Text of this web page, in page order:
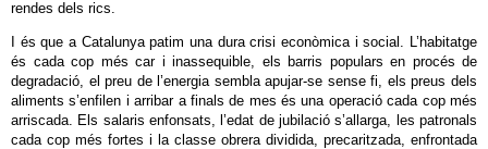
rendes dels rics.
I és que a Catalunya patim una dura crisi econòmica i social. L’habitatge
és cada cop més car i inassequible, els barris populars en procés de
degradació, el preu de l’energia sembla apujar-se sense fi, els preus dels
aliments s’enfilen i arribar a finals de mes és una operació cada cop més
arriscada. Els salaris enfonsats, l’edat de jubilació s’allarga, les patronals
cada cop més fortes i la classe obrera dividida, precaritzada, enfrontada